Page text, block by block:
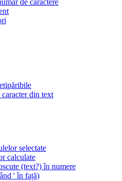
de caractere
din text
selectate
calculate
(text?) în numere
' în față)